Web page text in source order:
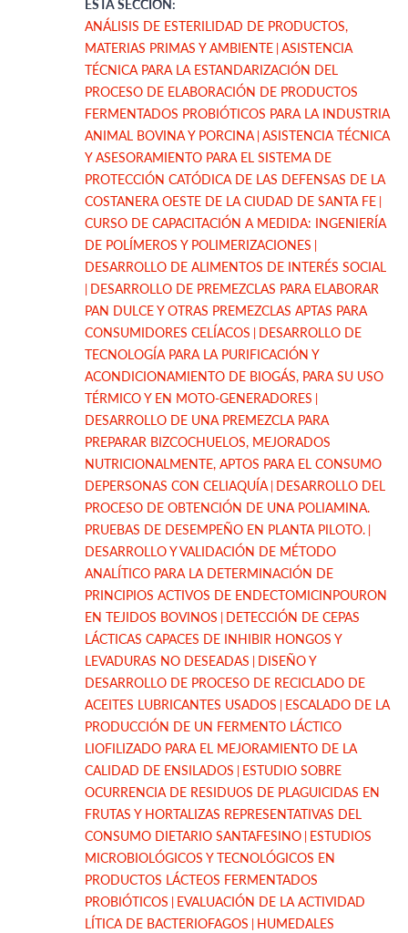
ESTA SECCIÓN:
ANÁLISIS DE ESTERILIDAD DE PRODUCTOS,
MATERIAS PRIMAS Y AMBIENTE ASISTENCIA
TÉCNICA PARA LA ESTANDARIZACIÓN DEL
PROCESO DE ELABORACIÓN DE PRODUCTOS
FERMENTADOS PROBIÓTICOS PARA LA INDUSTRIA
ANIMAL BOVINA Y PORCINA ASISTENCIA TÉCNICA
Y ASESORAMIENTO PARA EL SISTEMA DE
PROTECCIÓN CATÓDICA DE LAS DEFENSAS DE LA
COSTANERA OESTE DE LA CIUDAD DE SANTA FE
CURSO DE CAPACITACIÓN A MEDIDA: INGENIERÍA
DE POLÍMEROS Y POLIMERIZACIONES
DESARROLLO DE ALIMENTOS DE INTERÉS SOCIAL
DESARROLLO DE PREMEZCLAS PARA ELABORAR
PAN DULCE Y OTRAS PREMEZCLAS APTAS PARA
CONSUMIDORES CELÍACOS
DESARROLLO DE
TECNOLOGÍA PARA LA PURIFICACIÓN Y
ACONDICIONAMIENTO DE BIOGÁS, PARA SU USO
TÉRMICO Y EN MOTO-GENERADORES
DESARROLLO DE UNA PREMEZCLA PARA
PREPARAR BIZCOCHUELOS, MEJORADOS
NUTRICIONALMENTE, APTOS PARA EL CONSUMO
DEPERSONAS CON CELIAQUÍA DESARROLLO DEL
PROCESO DE OBTENCIÓN DE UNA POLIAMINA.
PRUEBAS DE DESEMPEÑO EN PLANTA PILOTO.
DESARROLLO Y VALIDACIÓN DE MÉTODO
ANALÍTICO PARA LA DETERMINACIÓN DE
PRINCIPIOS ACTIVOS DE ENDECTOMICINPOURON
EN TEJIDOS BOVINOS
DETECCIÓN DE CEPAS
LÁCTICAS CAPACES DE INHIBIR HONGOS Y
LEVADURAS NO DESEADAS
DISEÑO Y
DESARROLLO DE PROCESO DE RECICLADO DE
ACEITES LUBRICANTES USADOS
ESCALADO DE LA
PRODUCCIÓN DE UN FERMENTO LÁCTICO
LIOFILIZADO PARA EL MEJORAMIENTO DE LA
CALIDAD DE ENSILADOS
ESTUDIO SOBRE
OCURRENCIA DE RESIDUOS DE PLAGUICIDAS EN
FRUTAS Y HORTALIZAS REPRESENTATIVAS DEL
CONSUMO DIETARIO SANTAFESINO ESTUDIOS
MICROBIOLÓGICOS Y TECNOLÓGICOS EN
PRODUCTOS LÁCTEOS FERMENTADOS
PROBIÓTICOS
EVALUACIÓN DE LA ACTIVIDAD
LÍTICA DE BACTERIOFAGOS
HUMEDALES